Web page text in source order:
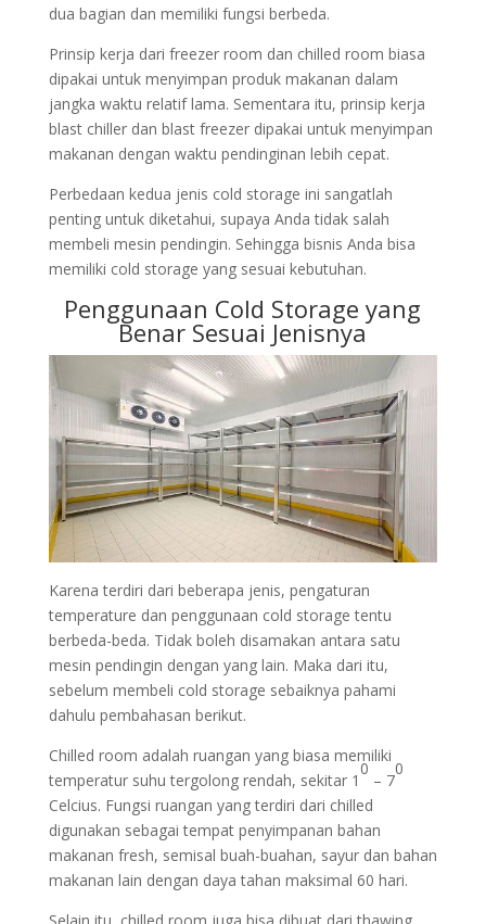
dua bagian dan memiliki fungsi berbeda.
Prinsip kerja dari freezer room dan chilled room biasa
dipakai untuk menyimpan produk makanan dalam
jangka waktu relatif lama. Sementara itu, prinsip kerja
blast chiller dan blast freezer dipakai untuk menyimpan
makanan dengan waktu pendinginan lebih cepat.
Perbedaan kedua jenis cold storage ini sangatlah
penting untuk diketahui, supaya Anda tidak salah
membeli mesin pendingin. Sehingga bisnis Anda bisa
memiliki cold storage yang sesuai kebutuhan.
Penggunaan Cold Storage yang
Benar Sesuai Jenisnya
Karena terdiri dari beberapa jenis, pengaturan
temperature dan penggunaan cold storage tentu
berbeda-beda. Tidak boleh disamakan antara satu
mesin pendingin dengan yang lain. Maka dari itu,
sebelum membeli cold storage sebaiknya pahami
dahulu pembahasan berikut.
Chilled room adalah ruangan yang biasa memiliki
temperatur suhu tergolong rendah, sekitar 1
0
– 7
0
Celcius. Fungsi ruangan yang terdiri dari chilled
digunakan sebagai tempat penyimpanan bahan
makanan fresh, semisal buah-buahan, sayur dan bahan
makanan lain dengan daya tahan maksimal 60 hari.